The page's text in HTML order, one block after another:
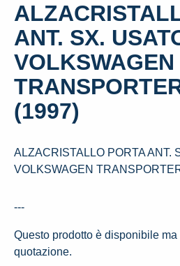
ANT. SX.
VOLKSWAGEN
(1997)
ALZACRISTALLO PORTA ANT.
VOLKSWAGEN
---
Questo prodotto è disponibile
quotazione.